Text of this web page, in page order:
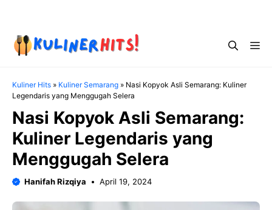
content
Kuliner Hits » Kuliner Semarang » Nasi Kopyok Asli Semarang: Kuliner
Legendaris yang Menggugah Selera
Nasi Kopyok Asli Semarang:
Kuliner Legendaris yang
Menggugah Selera
Hanifah Rizqiya April 19, 2024